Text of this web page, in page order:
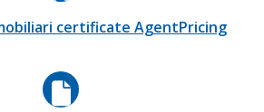
certificate AgentPricing